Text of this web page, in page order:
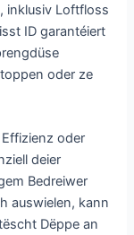
inklusiv Loftfloss
ID garantéiert
oder ze
oder
deier
Bedreiwer
auswielen, kann
Dëppe an